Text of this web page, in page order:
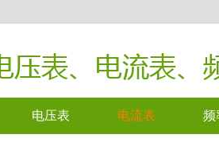
电压表 电流表 频